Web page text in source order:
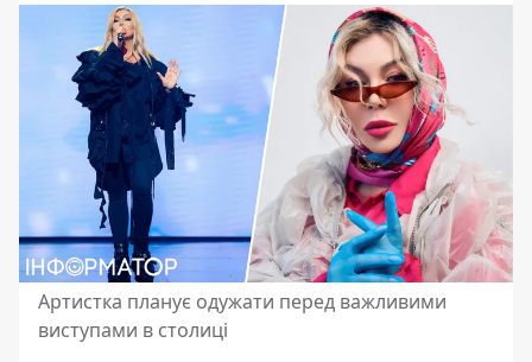
Артистка планує одужати перед важливими
виступами в столиці